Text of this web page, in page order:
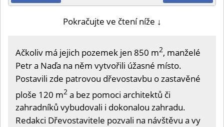
Pokračujte ve čtení níže ↓
Ačkoliv má jejich pozemek jen 850 m2, manželé
Petr a Naďa na něm vytvořili úžasné místo.
Postavili zde patrovou dřevostavbu o zastavěné
ploše 120 m2 a bez pomoci architektů či
zahradníků vybudovali i dokonalou zahradu.
Redakci Dřevostavitele pozvali na návštěvu a vy